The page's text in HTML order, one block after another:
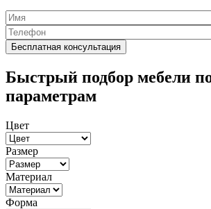
Быстрый подбор мебели
параметрам
Цвет
Размер
Материал
Форма